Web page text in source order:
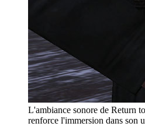
L'ambiance sonore de Return
renforce l'immersion dans son